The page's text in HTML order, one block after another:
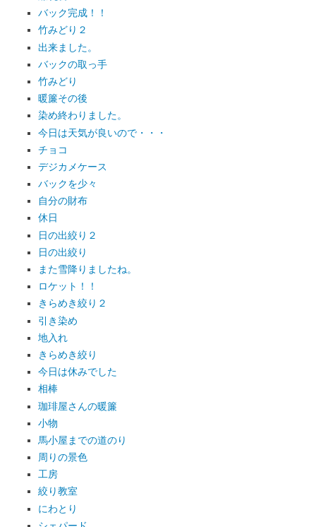
バック完成！！
竹みどり２
出来ました。
バックの取っ手
竹みどり
暖簾その後
染め終わりました。
今日は天気が良いので・・・
チョコ
デジカメケース
バックを少々
自分の財布
休日
日の出絞り２
日の出絞り
また雪降りましたね。
ロケット！！
きらめき絞り２
引き染め
地入れ
きらめき絞り
今日は休みでした
相棒
珈琲屋さんの暖簾
小物
馬小屋までの道のり
周りの景色
工房
絞り教室
にわとり